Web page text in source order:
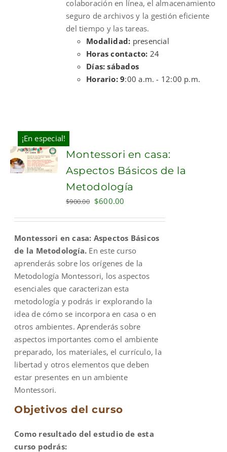
colaboración en línea, el almacenamiento
seguro de archivos y la gestión eficiente
del tiempo y las tareas.
Modalidad: presencial
Horas contacto: 24
Días: sábados
Horario: 9:00 a.m. - 12:00 p.m.
¡En especial!
ADD TO
CART
Montessori en casa:
Aspectos Básicos de la
Metodología
$900.00 Original
$900.00.
$600.00
$600.00.
Montessori en casa: Aspectos Básicos
de la Metodología. En este curso
aprenderás sobre los orígenes de la
Metodología Montessori, los aspectos
esenciales que caracterizan esta
metodología y podrás ir explorando la
idea de cómo se incorpora en casa o en
otros ambientes. Aprenderás sobre
aspectos importantes como el ambiente
preparado, los materiales, el currículo, la
libertad y otros elementos que deben
estar presentes en un ambiente
Montessori.
Objetivos del curso
Como resultado del estudio de esta
curso podrás: